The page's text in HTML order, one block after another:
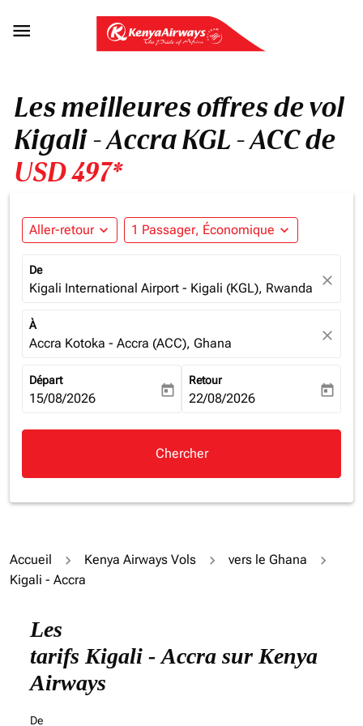

Les meilleures offres de vol
Kigali - Accra KGL - ACC de
USD 497*
Aller-retour expand_more 1 Passager, Économique expand_more
De
Kigali International Airport - Kigali (KGL), Rwanda close
À
Accra Kotoka - Accra (ACC), Ghana close
Départ
fc-booking-departure-date-aria-label
15/08/2026 today
Retour
fc-booking-return-date-aria-
22/08/2026 today
Chercher
Accueil Kenya Airways Vols
vers le Ghana
Kigali - Accra
Les
tarifs Kigali - Accra sur Kenya
Airways
De